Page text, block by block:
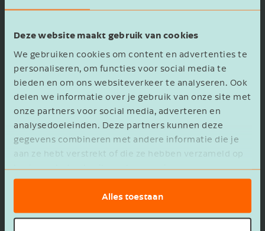
Deze website maakt gebruik van cookies
We gebruiken cookies om content en advertenties te
personaliseren, om functies voor social media te
bieden en om ons websiteverkeer te analyseren. Ook
delen we informatie over je gebruik van onze site met
onze partners voor social media, adverteren en
analysedoeleinden. Deze partners kunnen deze
gegevens combineren met andere informatie die je
aan ze hebt verstrekt of die ze hebben verzameld op
basis van het gebruik van hun services.
Alles toestaan
Welke events?
seminars, webinars en cursussen over actuele
onderwerpen waar mkb-bedrijven mee te
maken hebben op onder meer administratief,
fiscaal of personeelsvlak. Hierbij kan je denken
aan onderwerpen als:
motiverend leiderschap;
profiteren van de werkkostenregeling;
vraagstukken binnen de transportbranche;